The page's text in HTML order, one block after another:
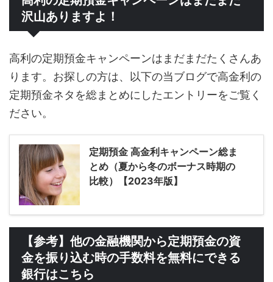
沢山ありますよ！
高利の定期預金キャンペーンはまだまだたくさんあ
ります。お探しの方は、以下の当ブログで高金利の
定期預金ネタを総まとめにしたエントリーをご覧く
ださい。
定期預金 高金利キャンペーン総ま
とめ（夏から冬のボーナス時期の
比較）【2023年版】
【参考】他の金融機関から定期預金の資
金を振り込む時の手数料を無料にできる
銀行はこちら